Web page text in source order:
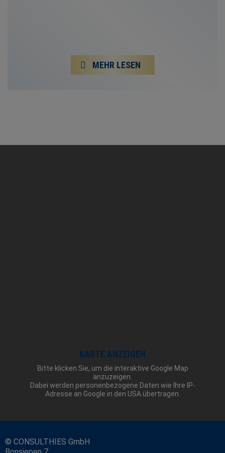
MEHR LESEN
KARTE ANZEIGEN
Bitte klicken Sie, um die interaktive Google Map
anzuzeigen.
Dabei werden personenbezogene Daten wie Ihre IP-
Adresse an Google in den USA übertragen.
© CONSULTHIES GmbH